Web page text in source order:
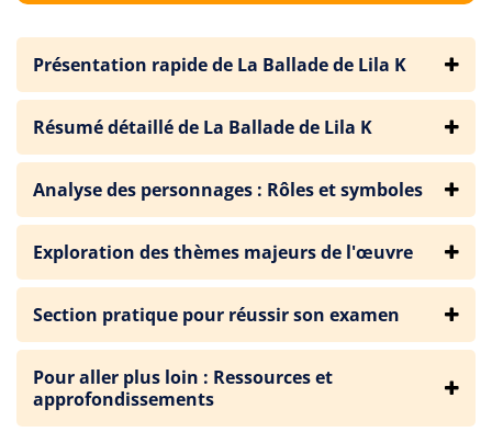
Présentation rapide de La Ballade de Lila K
Résumé détaillé de La Ballade de Lila K
Analyse des personnages : Rôles et symboles
Exploration des thèmes majeurs de l'œuvre
Section pratique pour réussir son examen
Pour aller plus loin : Ressources et
approfondissements